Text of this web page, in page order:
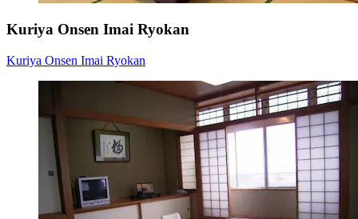
Kuriya Onsen Imai Ryokan
Kuriya Onsen Imai Ryokan